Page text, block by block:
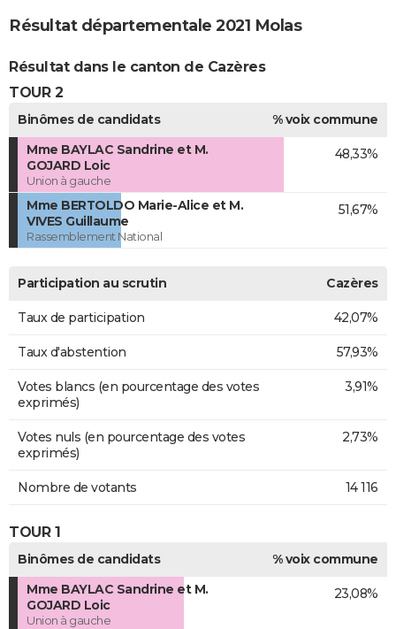
Résultat départementale 2021 Molas
Résultat dans le canton de Cazères
TOUR 2
Binômes de candidats
% voix commune
Mme BAYLAC Sandrine et M.
GOJARD Loic
Union à gauche
48,33%
Mme BERTOLDO Marie-Alice et M.
VIVES Guillaume
Rassemblement National
51,67%
Participation au scrutin Cazères
Taux de participation 42,07%
Taux d'abstention 57,93%
Votes blancs (en pourcentage des votes
exprimés)
3,91%
Votes nuls (en pourcentage des votes
exprimés)
2,73%
Nombre de votants 14 116
TOUR 1
Binômes de candidats
% voix commune
Mme BAYLAC Sandrine et M.
GOJARD Loic
Union à gauche
23,08%